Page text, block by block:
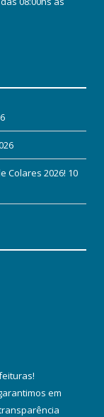
Colares 2026! 10
!
em